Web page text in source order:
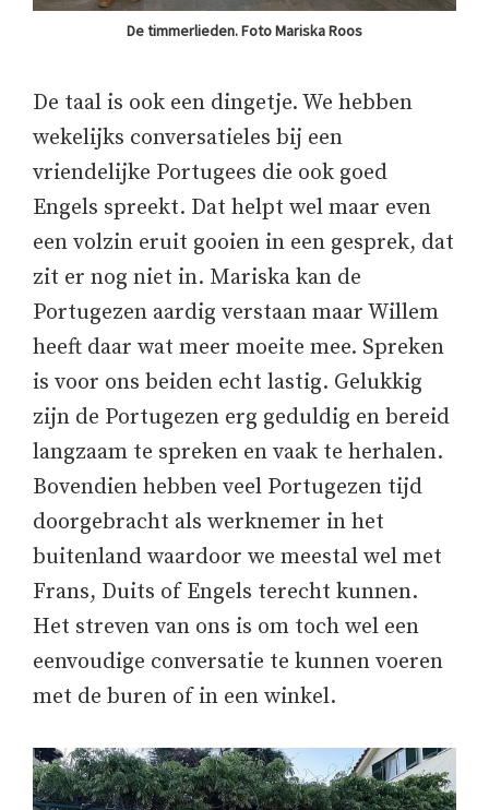
De timmerlieden. Foto Mariska Roos
De taal is ook een dingetje. We hebben
wekelijks conversatieles bij een
vriendelijke Portugees die ook goed
Engels spreekt. Dat helpt wel maar even
een volzin eruit gooien in een gesprek, dat
zit er nog niet in. Mariska kan de
Portugezen aardig verstaan maar Willem
heeft daar wat meer moeite mee. Spreken
is voor ons beiden echt lastig. Gelukkig
zijn de Portugezen erg geduldig en bereid
langzaam te spreken en vaak te herhalen.
Bovendien hebben veel Portugezen tijd
doorgebracht als werknemer in het
buitenland waardoor we meestal wel met
Frans, Duits of Engels terecht kunnen.
Het streven van ons is om toch wel een
eenvoudige conversatie te kunnen voeren
met de buren of in een winkel.